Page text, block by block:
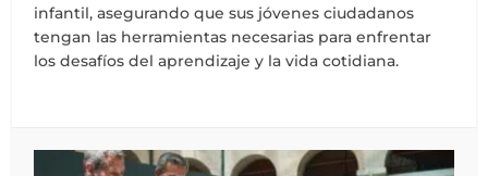
infantil, asegurando que sus jóvenes ciudadanos
tengan las herramientas necesarias para enfrentar
los desafíos del aprendizaje y la vida cotidiana.